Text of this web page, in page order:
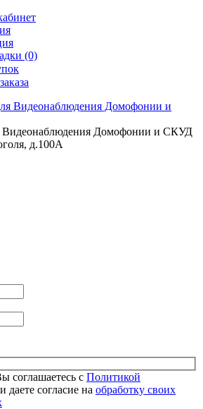
(0)
Видеонаблюдения Домофонии и СКУД
д.100А
соглашаетесь с Политикой
и даете согласие на обработку своих